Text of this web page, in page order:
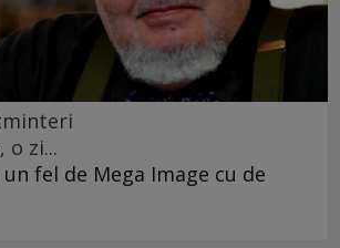
o zi...
fel de Mega Image cu de